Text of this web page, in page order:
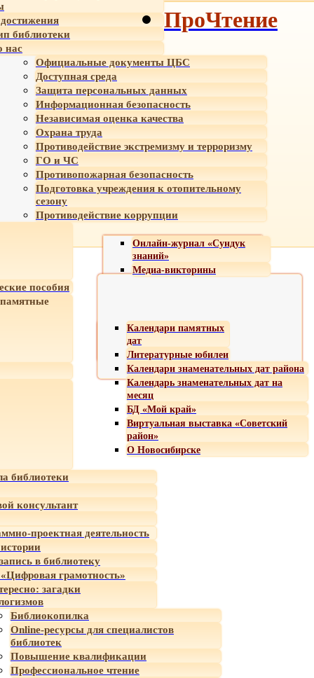
библиотеки
нас
Официальные документы ЦБС
Доступная среда
Защита персональных данных
Информационная безопасность
Независимая оценка качества
Охрана труда
Противодействие экстремизму и терроризму
ГО и ЧС
Противопожарная безопасность
Подготовка учреждения к отопительному
сезону
Противодействие коррупции
Онлайн-журнал «Сундук
знаний»
Медиа-викторины
пособия
Календари памятных
дат
Литературные юбилеи
Календари знаменательных дат района
Календарь знаменательных дат на
месяц
БД «Мой край»
Виртуальная выставка «Советский
район»
О Новосибирске
библиотеки
консультант
проектная деятельность
в библиотеку
грамотность»
загадки
Библиокопилка
Online-ресурсы для специалистов
библиотек
Повышение квалификации
Профессиональное чтение
ПроЧтение